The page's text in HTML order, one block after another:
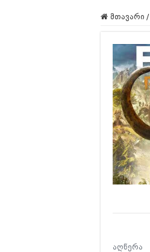
მთავარი /
აღწერა